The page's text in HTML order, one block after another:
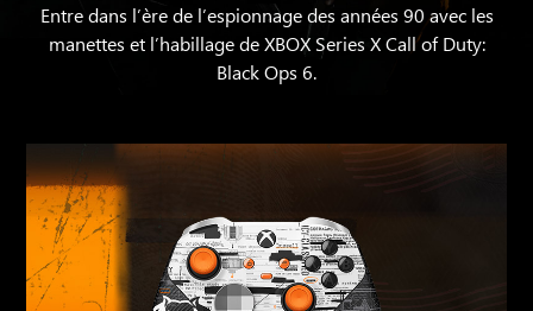
Entre dans l’ère de l’espionnage des années 90 avec les
manettes et l’habillage de XBOX Series X Call of Duty:
Black Ops 6.